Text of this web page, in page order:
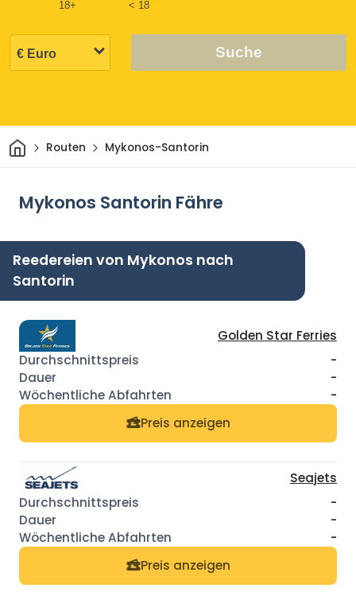
18+ < 18
Suche
HeimRouten Mykonos-Santorin
Mykonos Santorin Fähre
Reedereien von Mykonos nach
Santorin
Golden Star Ferries
-
-
-
Preis anzeigen
Seajets
-
-
-
Preis anzeigen